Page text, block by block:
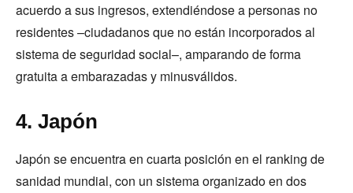
acuerdo a sus ingresos, extendiéndose a personas no
residentes –ciudadanos que no están incorporados al
sistema de seguridad social–, amparando de forma
gratuita a embarazadas y minusválidos.
4. Japón
Japón se encuentra en cuarta posición en el ranking de
sanidad mundial, con un sistema organizado en dos